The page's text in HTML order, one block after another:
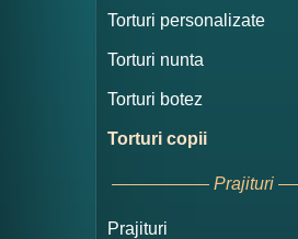
Torturi personalizate
Torturi nunta
Torturi botez
Torturi copii
Prajituri
Prajituri